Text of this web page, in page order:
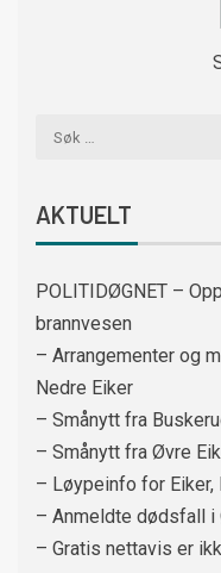
AKTUELT
POLITIDØGNET –
brannvesen
– Arrangementer og
Nedre Eiker
– Smånytt fra
– Smånytt fra Øvre
– Løypeinfo for Eiker,
– Anmeldte dødsfall i
– Gratis nettavis er